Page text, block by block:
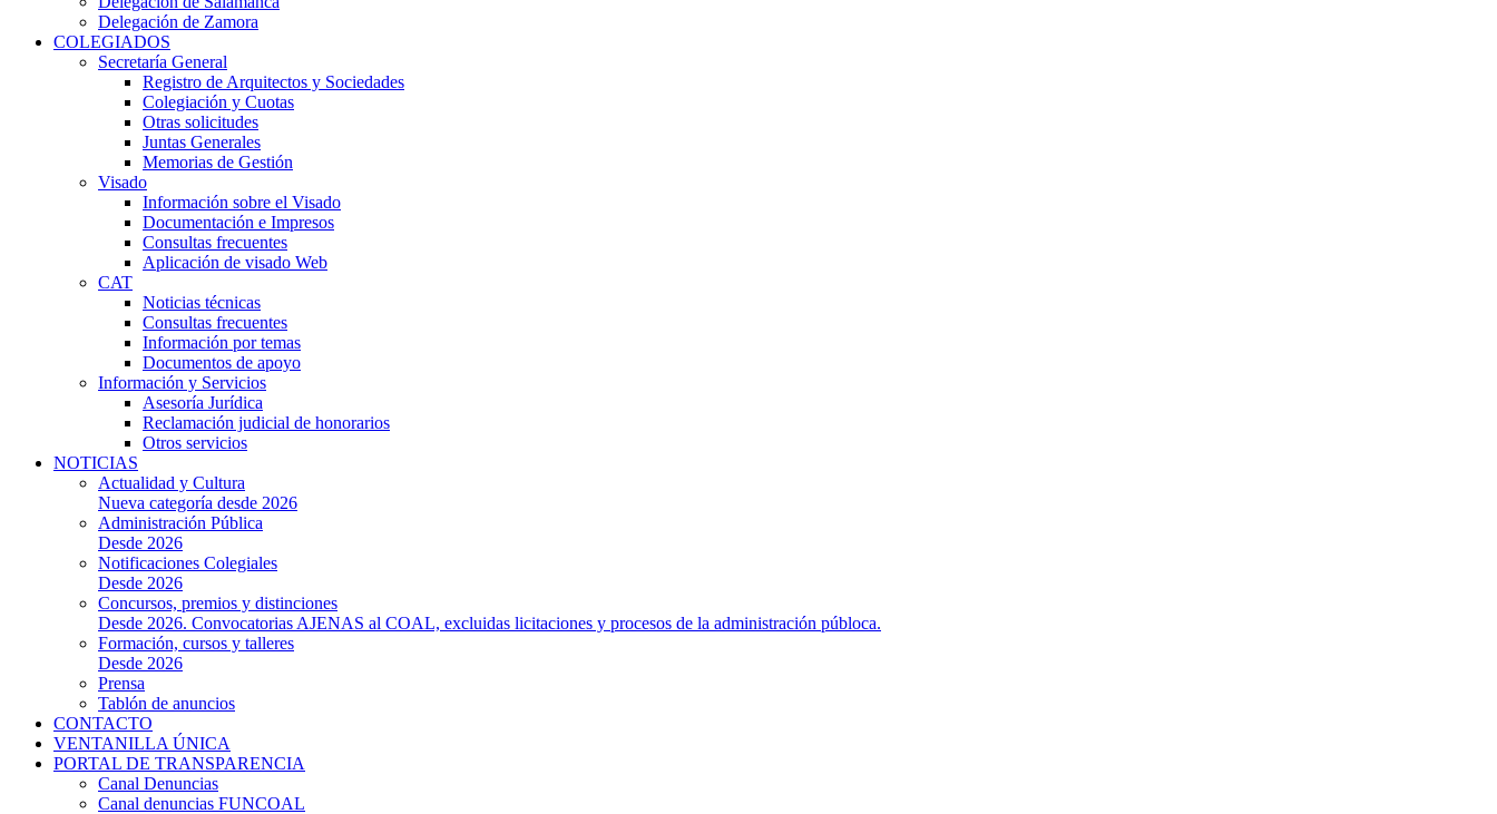
Delegación de Zamora
COLEGIADOS
Secretaría General
Registro de Arquitectos y Sociedades
Colegiación y Cuotas
Otras solicitudes
Juntas Generales
Memorias de Gestión
Visado
Información sobre el Visado
Documentación e Impresos
Consultas frecuentes
Aplicación de visado Web
CAT
Noticias técnicas
Consultas frecuentes
Información por temas
Documentos de apoyo
Información y Servicios
Asesoría Jurídica
Reclamación judicial de honorarios
Otros servicios
NOTICIAS
Actualidad y Cultura
Nueva categoría desde 2026
Administración Pública
Desde 2026
Notificaciones Colegiales
Desde 2026
Concursos, premios y distinciones
Desde 2026. Convocatorias AJENAS al COAL, excluidas licitaciones y procesos de la administración públoca.
Formación, cursos y talleres
Desde 2026
Prensa
Tablón de anuncios
CONTACTO
VENTANILLA ÚNICA
PORTAL DE TRANSPARENCIA
Canal Denuncias
Canal denuncias FUNCOAL